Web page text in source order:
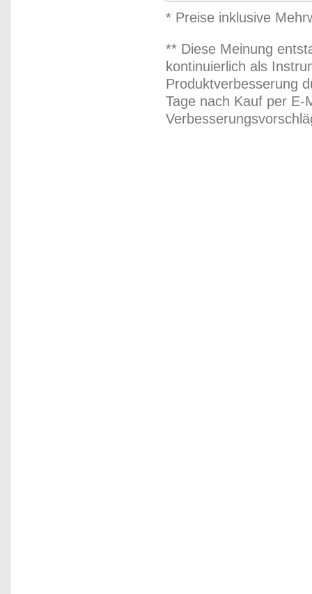
* Preise inklusive
** Diese Meinung
kontinuierlich als
Produktverbesserung
Tage nach Kauf per E-